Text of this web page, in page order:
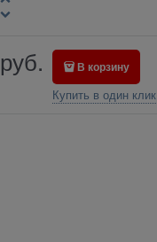
руб. В корзину
Купить в один клик